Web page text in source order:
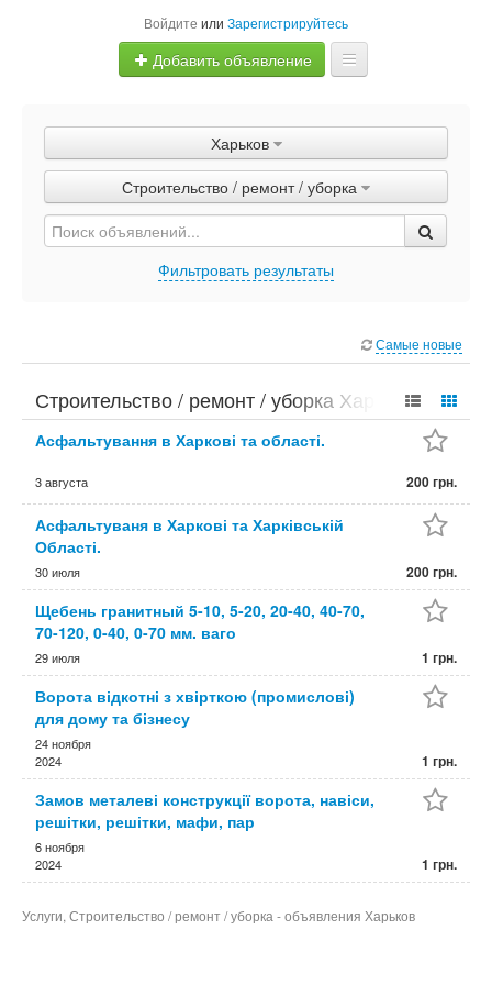
Войдите или Зарегистрируйтесь
Добавить объявление
Объявления
Быстрая продажа
Харьков
Строительство / ремонт / уборка
Фильтровать результаты
Самые новые
Строительство / ремонт / уборка Харьков
Асфальтування в Харкові та області.
3 августа 200 грн.
Асфальтуваня в Харкові та Харківській
Області.
30 июля 200 грн.
Щебень гранитный 5-10, 5-20, 20-40, 40-70,
70-120, 0-40, 0-70 мм. ваго
29 июля 1 грн.
Ворота відкотні з хвірткою (промислові)
для дому та бізнесу
24 ноября
2024
1 грн.
Замов металеві конструкції ворота, навіси,
решітки, решітки, мафи, пар
6 ноября
2024
1 грн.
Услуги, Строительство / ремонт / уборка - объявления Харьков